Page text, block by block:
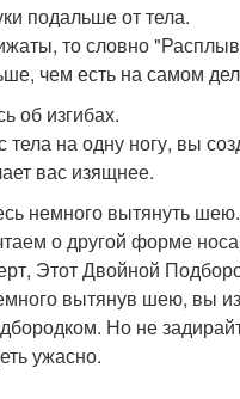
подальше от тела.
то словно
чем есть на самом
об изгибах.
на одну ногу, вы
вас изящнее.
немного вытянуть шею.
о другой форме
Этот Двойной
вытянув шею, вы
Но не
ужасно.